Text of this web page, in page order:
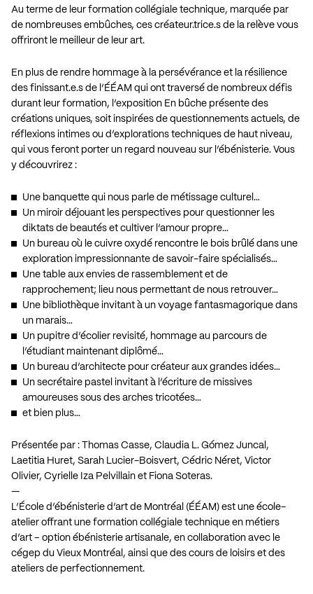
Au terme de leur formation collégiale technique, marquée par
de nombreuses embûches, ces créateur.trice.s de la relève vous
offriront le meilleur de leur art.
En plus de rendre hommage à la persévérance et la résilience
des finissant.e.s de l’ÉÉAM qui ont traversé de nombreux défis
durant leur formation, l’exposition En bûche présente des
créations uniques, soit inspirées de questionnements actuels, de
réflexions intimes ou d’explorations techniques de haut niveau,
qui vous feront porter un regard nouveau sur l’ébénisterie. Vous
y découvrirez :
Une banquette qui nous parle de métissage culturel…
Un miroir déjouant les perspectives pour questionner les
diktats de beautés et cultiver l’amour propre…
Un bureau où le cuivre oxydé rencontre le bois brûlé dans une
exploration impressionnante de savoir-faire spécialisés…
Une table aux envies de rassemblement et de
rapprochement; lieu nous permettant de nous retrouver…
Une bibliothèque invitant à un voyage fantasmagorique dans
un marais…
Un pupitre d’écolier revisité, hommage au parcours de
l’étudiant maintenant diplômé…
Un bureau d’architecte pour créateur aux grandes idées…
Un secrétaire pastel invitant à l’écriture de missives
amoureuses sous des arches tricotées…
et bien plus…
Présentée par : Thomas Casse, Claudia L. Gómez Juncal,
Laetitia Huret, Sarah Lucier-Boisvert, Cédric Néret, Victor
Olivier, Cyrielle Iza Pelvillain et Fiona Soteras.
—
L’École d’ébénisterie d’art de Montréal (ÉÉAM) est une école-
atelier offrant une formation collégiale technique en métiers
d’art – option ébénisterie artisanale, en collaboration avec le
cégep du Vieux Montréal, ainsi que des cours de loisirs et des
ateliers de perfectionnement.